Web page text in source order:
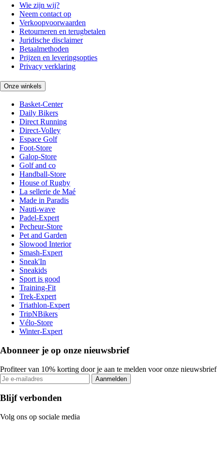
Wie zijn wij?
Neem contact op
Verkoopvoorwaarden
Retourneren en terugbetalen
Juridische disclaimer
Betaalmethoden
Prijzen en leveringsopties
Privacy verklaring
Onze winkels
Basket-Center
Daily Bikers
Direct Running
Direct-Volley
Espace Golf
Foot-Store
Galop-Store
Golf and co
Handball-Store
House of Rugby
La sellerie de Maé
Made in Paradis
Nauti-wave
Padel-Expert
Pecheur-Store
Pet and Garden
Slowood Interior
Smash-Expert
Sneak'In
Sneakids
Sport is good
Training-Fit
Trek-Expert
Triathlon-Expert
TripNBikers
Vélo-Store
Winter-Expert
Abonneer je op onze nieuwsbrief
Profiteer van 10% korting door je aan te melden voor onze nieuwsbrief
Aanmelden
Blijf verbonden
Volg ons op sociale media